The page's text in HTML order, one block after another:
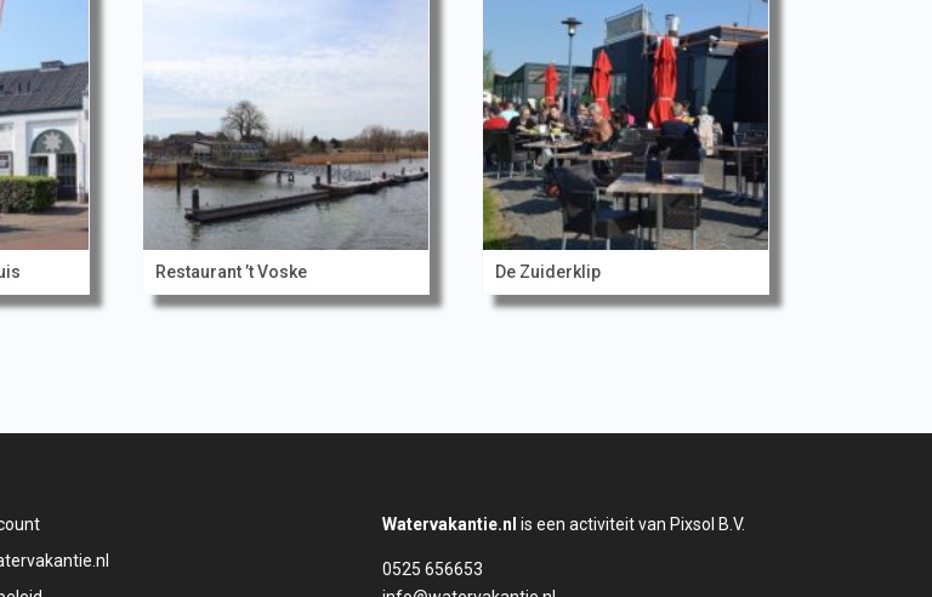
Restaurant ’t Voske De Zuiderklip
Watervakantie.nl is een activiteit van Pixsol B.V.
0525 656653